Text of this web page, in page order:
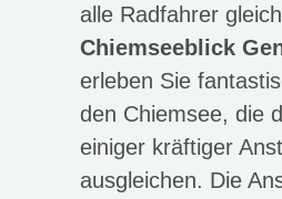
alle Radfahrer
Chiemseeblick
erleben Sie
den Chiemsee, die
einiger kräftiger
ausgleichen. Die